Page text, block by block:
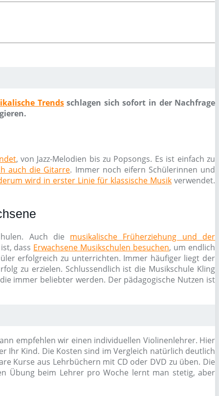
Trendsschlagen sich sofort in der Nachfrage
, von Jazz-Melodien bis zu Popsongs. Es ist einfach zu
auch die Gitarre. Immer noch eifern Schülerinnen und
wird in erster Linie für klassische Musik verwendet.
Auch die musikalische Früherziehung und der
dass Erwachsene Musikschulen besuchen, um endlich
erfolgreich zu unterrichten. Immer häufiger liegt der
zu erzielen. Schlussendlich ist die Musikschule Kling
immer beliebter werden. Der pädagogische Nutzen ist
empfehlen wir einen individuellen Violinenlehrer. Hier
Ihr Kind. Die Kosten sind im Vergleich natürlich deutlich
Kurse aus Lehrbüchern mit CD oder DVD zu üben. Die
Übung beim Lehrer pro Woche lernt man stetig, aber